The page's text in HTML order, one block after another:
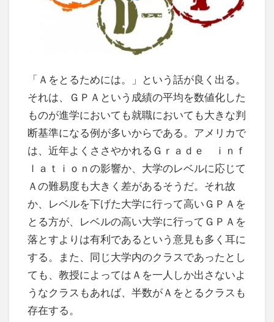
「Ａをとるためには。」という話が良く出る。
それは、ＧＰＡという成績の平均を数値化した
ものが進学においても就職においても大きな判
断基準になる例が多いからである。アメリカで
は、近年よくささやかれるＧｒａｄｅ ｉｎｆ
ｌａｔｉｏｎの影響か、大学のレベルに応じて
Ａの難易度も大きく差があるそうだ。それ故
か、レベルを下げた大学に行って高いＧＰＡを
とる方が、レベルの高い大学に行ってＧＰＡを
落とすよりは有利であるという意見も多く耳に
する。また、同じ大学内のクラスであったとし
ても、教授によってはＡを一人しか出さないよ
うなクラスもあれば、半数がＡをとるクラスも
存在する。